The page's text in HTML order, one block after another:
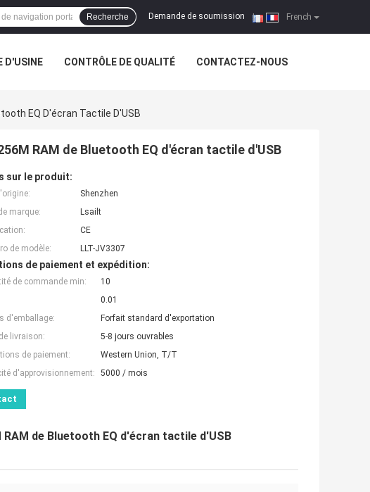
French
Demande de soumission |
Recherche
D'USINE CONTRÔLE DE QUALITÉ CONTACTEZ-NOUS
EQ D'écran Tactile D'USB
RAM de Bluetooth EQ d'écran tactile d'USB
sur le produit:
Shenzhen
marque:
Lsailt
CE
de modèle:
LLT-JV3307
de paiement et expédition:
de commande min:
10
0.01
d'emballage:
Forfait standard d'exportation
livraison:
5-8 jours ouvrables
de paiement:
Western Union, T/T
d'approvisionnement:
5000 / mois
de Bluetooth EQ d'écran tactile d'USB